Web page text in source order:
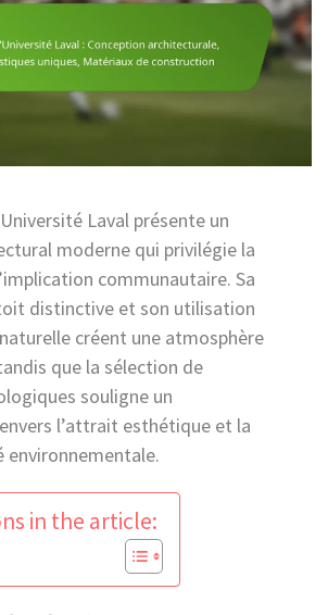
Laval présente un
moderne qui privilégie la
communautaire. Sa
distinctive et son utilisation
créent une atmosphère
que la sélection de
souligne un
l’attrait esthétique et la
environnementale.
in the article: